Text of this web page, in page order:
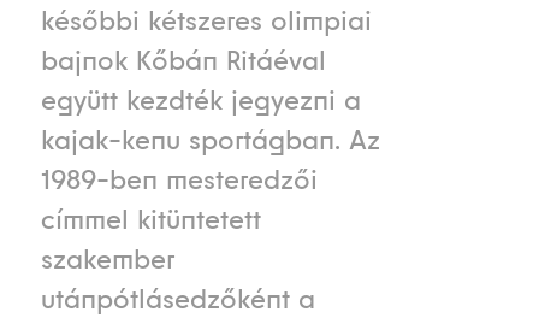
későbbi kétszeres olimpiai
bajnok Kőbán Ritáéval
együtt kezdték jegyezni a
kajak-kenu sportágban. Az
1989-ben mesteredzői
címmel kitüntetett
szakember
utánpótlásedzőként a